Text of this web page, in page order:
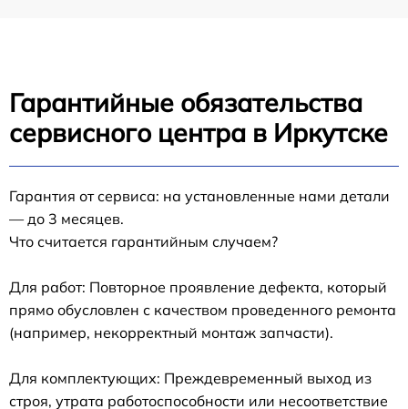
Гарантийные обязательства
сервисного центра в Иркутске
Гарантия от сервиса: на установленные нами детали
— до 3 месяцев.
Что считается гарантийным случаем?
Для работ: Повторное проявление дефекта, который
прямо обусловлен с качеством проведенного ремонта
(например, некорректный монтаж запчасти).
Для комплектующих: Преждевременный выход из
строя, утрата работоспособности или несоответствие